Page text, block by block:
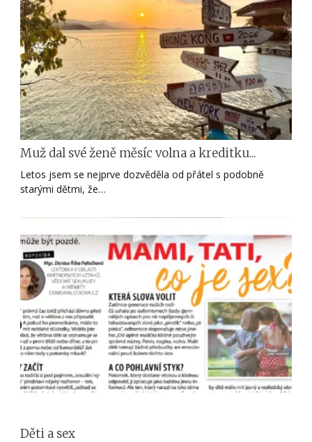
Muž dal své ženě měsíc volna a kreditku...
Letos jsem se nejprve dozvěděla od přátel s podobně
starými dětmi, že…
Děti a sex